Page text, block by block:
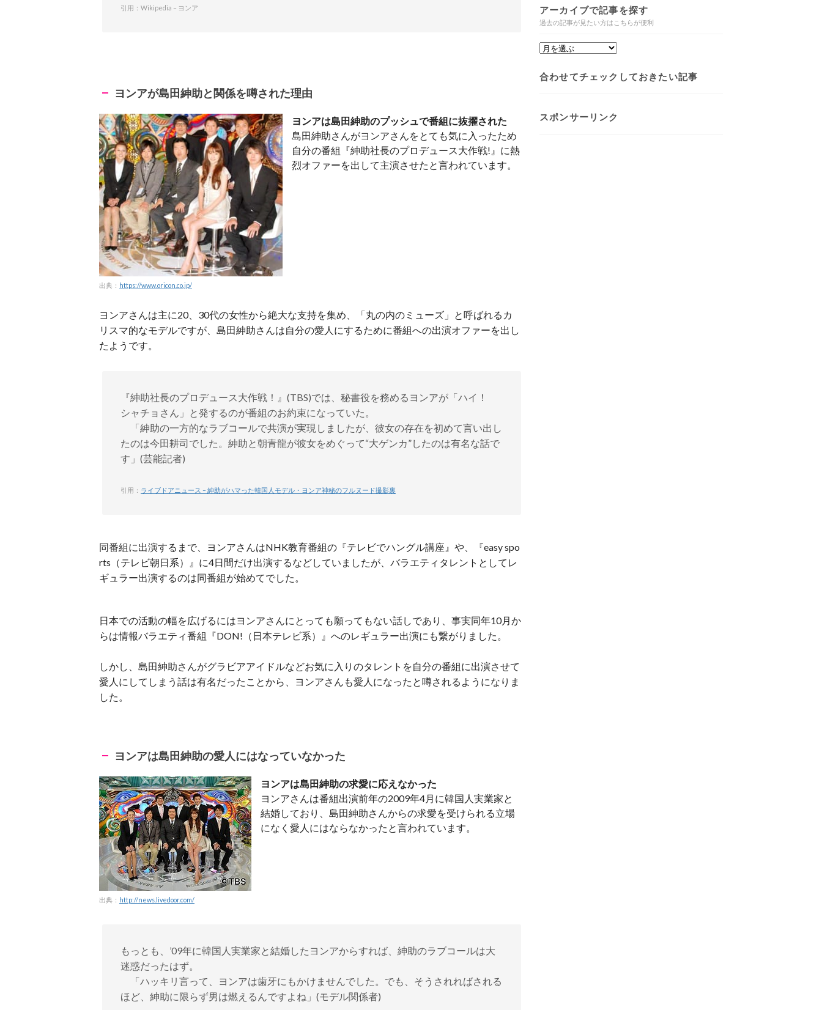
引用：Wikipedia – ヨンア
ヨンアが島田紳助と関係を噂された理由
出典： https://www.oricon.co.jp/
ヨンアは島田紳助のプッシュで番組に抜擢された
島田紳助さんがヨンアさんをとても気に入ったため
自分の番組『紳助社長のプロデュース大作戦!』に熱
烈オファーを出して主演させたと言われています。
ヨンアさんは主に20、30代の女性から絶大な支持を集め、「丸の内のミューズ」と呼ばれるカ
リスマ的なモデルですが、島田紳助さんは自分の愛人にするために番組への出演オファーを出し
たようです。
『紳助社長のプロデュース大作戦！』(TBS)では、秘書役を務めるヨンアが「ハイ！
シャチョさん」と発するのが番組のお約束になっていた。
「紳助の一方的なラブコールで共演が実現しましたが、彼女の存在を初めて言い出し
たのは今田耕司でした。紳助と朝青龍が彼女をめぐって“大ゲンカ”したのは有名な話で
す」(芸能記者)
引用： ライブドアニュース – 紳助がハマった韓国人モデル・ヨンア神秘のフルヌード撮影裏
同番組に出演するまで、ヨンアさんはNHK教育番組の『テレビでハングル講座』や、『easy spo
rts（テレビ朝日系）』に4日間だけ出演するなどしていましたが、バラエティタレントとしてレ
ギュラー出演するのは同番組が始めてでした。
日本での活動の幅を広げるにはヨンアさんにとっても願ってもない話しであり、事実同年10月か
らは情報バラエティ番組『DON!（日本テレビ系）』へのレギュラー出演にも繋がりました。
しかし、島田紳助さんがグラビアアイドルなどお気に入りのタレントを自分の番組に出演させて
愛人にしてしまう話は有名だったことから、ヨンアさんも愛人になったと噂されるようになりま
した。
ヨンアは島田紳助の愛人にはなっていなかった
出典： http://news.livedoor.com/
ヨンアは島田紳助の求愛に応えなかった
ヨンアさんは番組出演前年の2009年4月に韓国人実業家と
結婚しており、島田紳助さんからの求愛を受けられる立場
になく愛人にはならなかったと言われています。
もっとも、’09年に韓国人実業家と結婚したヨンアからすれば、紳助のラブコールは大
迷惑だったはず。
「ハッキリ言って、ヨンアは歯牙にもかけませんでした。でも、そうされればされる
ほど、紳助に限らず男は燃えるんですよね」(モデル関係者)
アーカイブで記事を探す
過去の記事が見たい方はこちらが便利
合わせてチェックしておきたい記事
スポンサーリンク